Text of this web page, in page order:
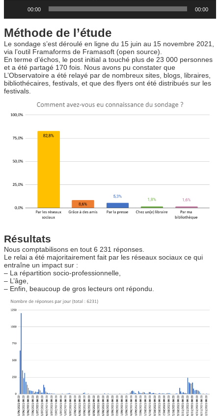
c
e
u
r
a
u
d
i
o
00:00 00:00
Méthode de l’étude
Le sondage s’est déroulé en ligne du 15 juin au 15 novembre 2021,
via l’outil Framaforms de Framasoft (open source).
En terme d’échos, le post initial a touché plus de 23 000 personnes
et a été partagé 170 fois. Nous avons pu constater que
L’Observatoire a été relayé par de nombreux sites, blogs, libraires,
bibliothécaires, festivals, et que des flyers ont été distribués sur les
festivals.
Résultats
Nous comptabilisons en tout 6 231 réponses.
Le relai a été majoritairement fait par les réseaux sociaux ce qui
entraîne un impact sur :
– La répartition socio-professionnelle,
– L’âge,
– Enfin, beaucoup de gros lecteurs ont répondu.